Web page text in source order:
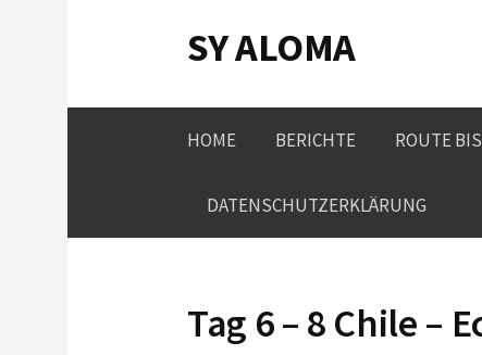
SY ALOMA
HOME BERICHTE ROUTE
DATENSCHUTZERKLÄRUNG
Tag 6 – 8 Chile –